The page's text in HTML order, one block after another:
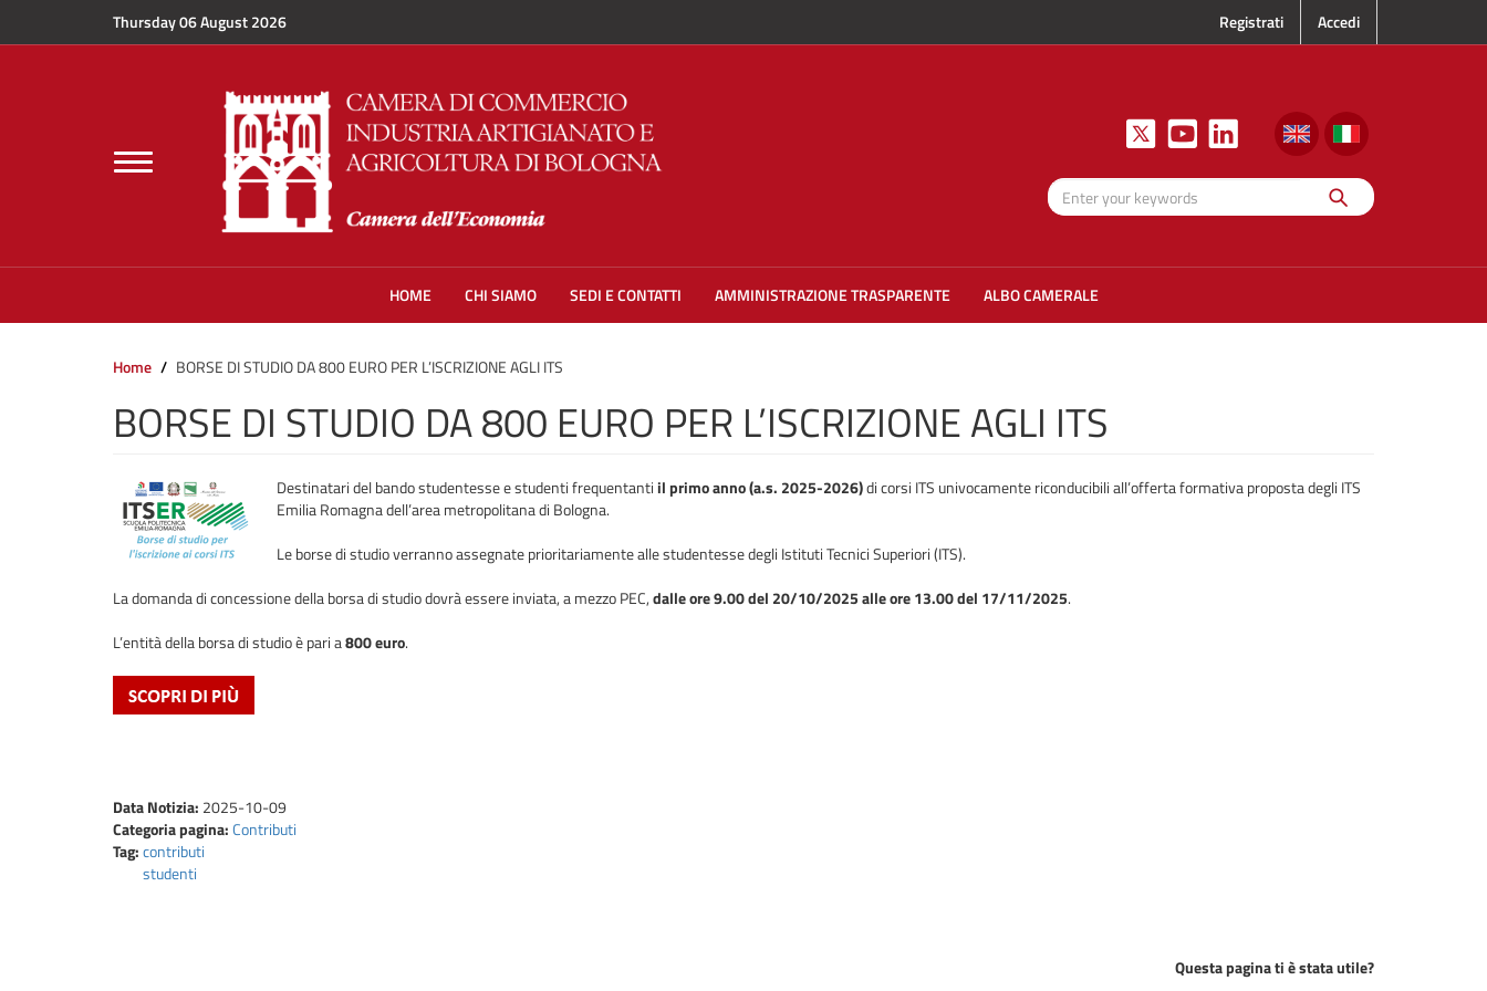
Thursday 06 August 2026 Registrati Accedi
Toggle
navigation
Search
HOME CHI SIAMO SEDI E CONTATTI AMMINISTRAZIONE TRASPARENTE ALBO CAMERALE
Home BORSE DI STUDIO DA 800 EURO PER L’ISCRIZIONE AGLI ITS
BORSE DI STUDIO DA 800 EURO PER L’ISCRIZIONE AGLI ITS
Destinatari del bando studentesse e studenti frequentantiil primo anno (a.s. 2025-2026)di corsi ITS univocamente riconducibili all’offerta formativa proposta degli ITS
Emilia Romagna dell’area metropolitana di Bologna.
Le borse di studio verranno assegnate prioritariamente alle studentesse degli Istituti Tecnici Superiori (ITS).
La domanda di concessione della borsa di studio dovrà essere inviata, a mezzo PEC,dalle ore 9.00 del 20/10/2025 alle ore 13.00 del 17/11/2025.
L’entità della borsa di studio è pari a800 euro.
Data Notizia: 2025-10-09
Categoria pagina:Contributi
Tag:contributi
studenti
Questa pagina ti è stata utile?